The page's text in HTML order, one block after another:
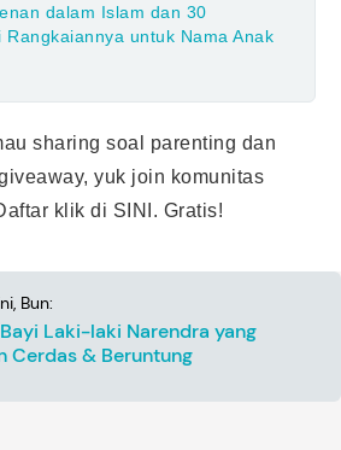
dalam Islam dan 30
Rangkaiannya untuk Nama Anak
sharing soal parenting dan
yuk join komunitas
klik di SINI . Gratis!
Bun:
Laki-laki Narendra yang
Cerdas & Beruntung